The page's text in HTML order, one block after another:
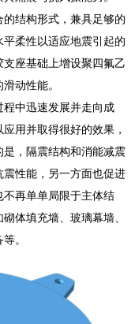
结构形式，兼具足够的
柔性以适应地震引起的
座基础上增设聚四氟乙
动性能。
中迅速发展并走向成
用并取得很好的效果，
，隔震结构和消能减震
性能，另一方面也促进
再单单局限于主体结
体填充墙、玻璃幕墙、
。